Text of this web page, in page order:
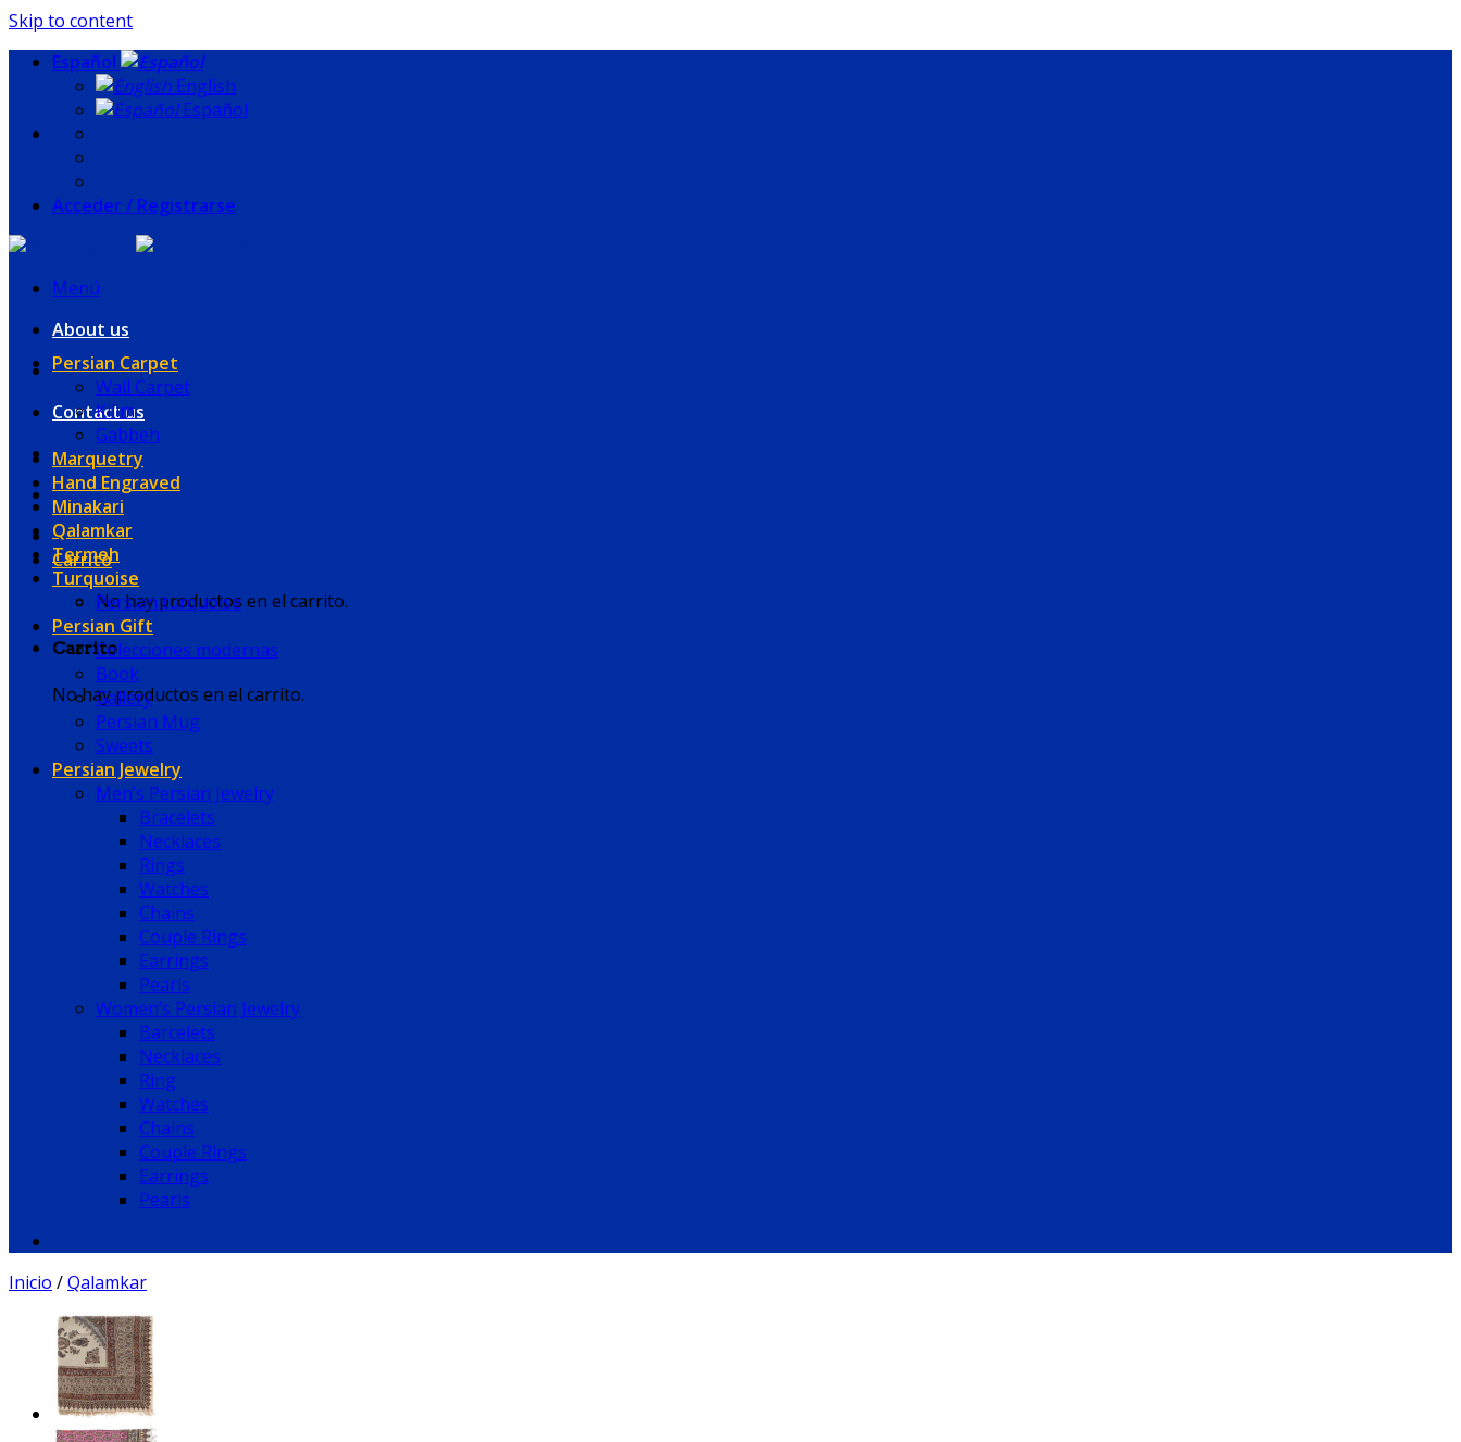
Skip to content
Español
English
Español
Acceder / Registrarse
Menú
About us
Contact us
Carrito
No hay productos en el carrito.
Carrito
No hay productos en el carrito.
Persian Carpet
Wall Carpet
Kilim
Gabbeh
Marquetry
Hand Engraved
Minakari
Qalamkar
Termeh
Turquoise
Persian turquoise
Persian Gift
Colecciones modernas
Book
Gallery
Persian Mug
Sweets
Persian Jewelry
Men’s Persian Jewelry
Bracelets
Necklaces
Rings
Watches
Chains
Couple Rings
Earrings
Pearls
Women’s Persian Jewelry
Barcelets
Necklaces
Ring
Watches
Chains
Couple Rings
Earrings
Pearls
Inicio /Qalamkar